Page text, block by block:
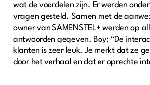
wat de voordelen zijn. Er werden
vragen gesteld. Samen met de
owner vanSAMENSTEL+ werden op
antwoorden gegeven. Boy: “De
klanten is zeer leuk. Je merkt dat ze
door het verhaal en dat er oprechte